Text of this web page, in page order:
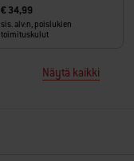
€ 34,99
sis. alv:n, poislukien
toimituskulut
Näytä kaikki